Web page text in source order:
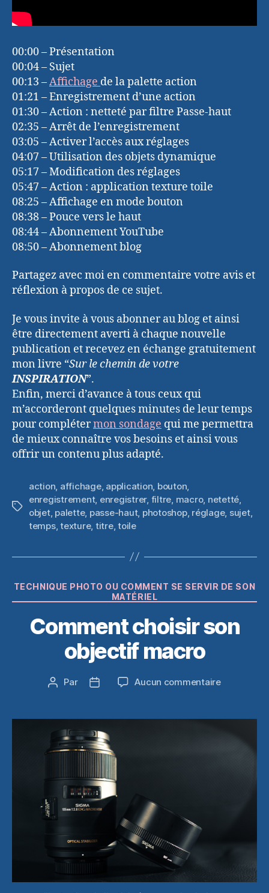
00:00 – Présentation
00:04 – Sujet
00:13 –Affichage de la palette action
01:21 – Enregistrement d’une action
01:30 – Action : netteté par filtre Passe-haut
02:35 – Arrêt de l’enregistrement
03:05 – Activer l’accès aux réglages
04:07 – Utilisation des objets dynamique
05:17 – Modification des réglages
05:47 – Action : application texture toile
08:25 – Affichage en mode bouton
08:38 – Pouce vers le haut
08:44 – Abonnement YouTube
08:50 – Abonnement blog
Partagez avec moi en commentaire votre avis et
réflexion à propos de ce sujet.
Je vous invite à vous abonner au blog et ainsi
être directement averti à chaque nouvelle
publication et recevez en échange gratuitement
mon livre “Sur le chemin de votre
INSPIRATION”.
Enfin, merci d’avance à tous ceux qui
m’accorderont quelques minutes de leur temps
pour complétermon sondage qui me permettra
de mieux connaître vos besoins et ainsi vous
offrir un contenu plus adapté.
Étiquettes
action, affichage, application, bouton,
enregistrement, enregistrer, filtre, macro, netetté,
objet, palette, passe-haut, photoshop, réglage, sujet,
temps,texture, titre,toile
Catégories
TECHNIQUE PHOTO OU COMMENT SE SERVIR DE SON
MATÉRIEL
Comment choisir son
objectif macro
Auteur
Par
Date
Aucun commentairesur
son